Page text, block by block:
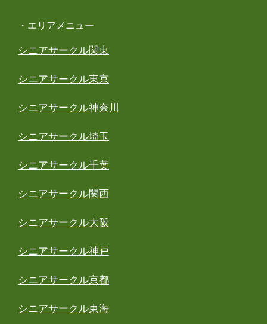
・エリアメニュー
シニアサークル関東
シニアサークル東京
シニアサークル神奈川
シニアサークル埼玉
シニアサークル千葉
シニアサークル関西
シニアサークル大阪
シニアサークル神戸
シニアサークル京都
シニアサークル東海